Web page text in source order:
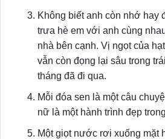
Không biết anh còn nhớ hay
trưa hè em với anh cùng
nhà bên cạnh. Vị ngọt của
vẫn còn đọng lại sâu trong
tháng đã đi qua.
Mỗi đóa sen là một câu
nữ là một hành trình đẹp
Một giọt nước rơi xuống mặt